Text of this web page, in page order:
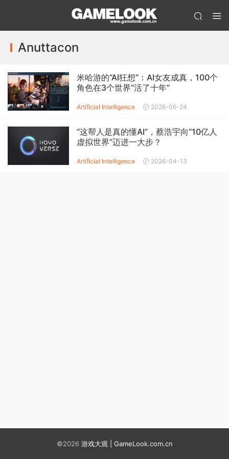
Anuttacon
米哈游的“AI狂想”：AI女友成真，100个
角色在3个世界“活了十年”
Artificial Intelligence 2026-06-24
“这帮人是真的懂AI”，蔡浩宇向“10亿人
虚拟世界”迈进一大步？
Artificial Intelligence 2026-04-13
©2026 游戏大观 | GameLook.com.cn